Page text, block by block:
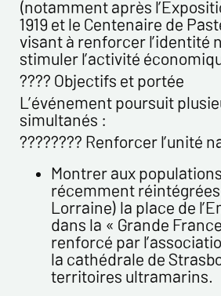
Politique de confidentialité :
Les informations recueillies sur ce
enregistrées dans un fichier
MODERNE & SPORTIVE pour la gestion
de notre clientèle. Elles sont
destinées au service commercial.
informatique et libertés », vous pouvez
d'accès aux données vous concernant
nous contactant. Nous vous informons
sur laquelle vous pouvez vous inscrire
https://conso.bloctel.fr/
En cochant cette case,
informations saisies dans ce
utilisées pour me contacter dans
échange commercial.
(notamment après
1919 et le Centenaire de
visant à renforcer l’identité
stimuler l’activité
????️ Objectifs et portée
L’événement poursuit
simultanés :
???????? Renforcer l’unité
Montrer aux
récemment
Lorraine) la place de
dans la « Grande
renforcé par
la cathédrale de
territoires ultramarins.